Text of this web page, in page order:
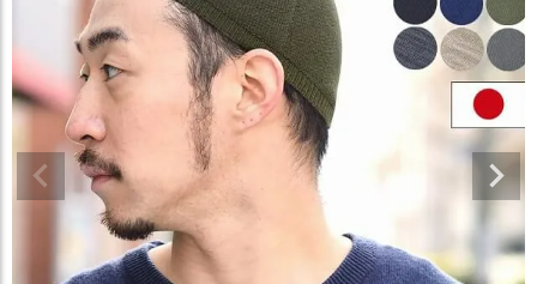
（
新
規
員
録